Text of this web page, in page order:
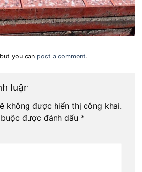
you can post a comment.
luận
không được hiển thị công khai.
được đánh dấu *